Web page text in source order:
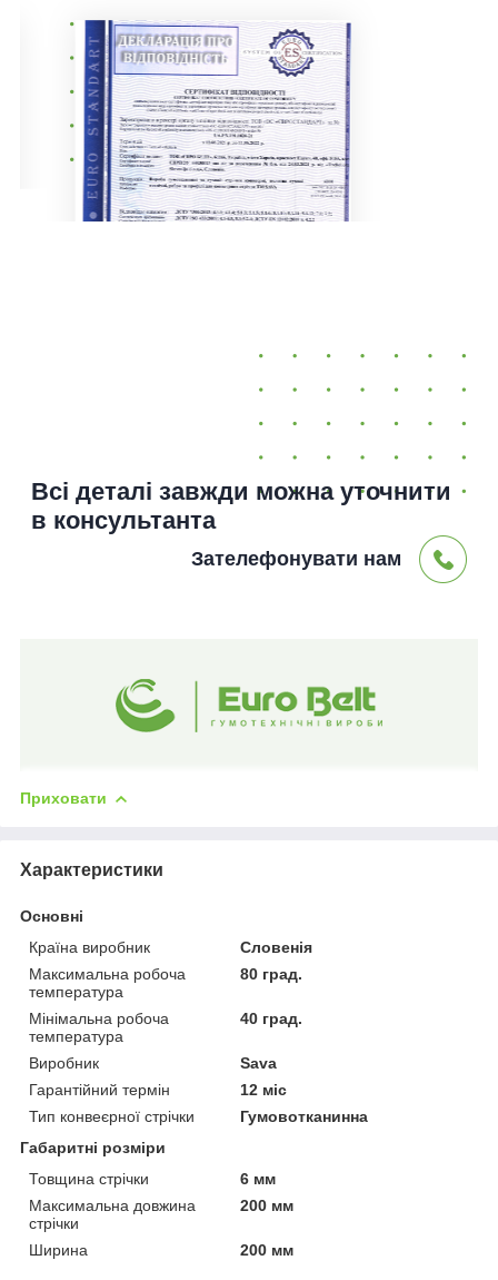
Всі деталі завжди можна уточнити
в консультанта
Зателефонувати нам
Приховати
Характеристики
Основні
Країна виробник
Словенія
Максимальна робоча
температура
80 град.
Мінімальна робоча
температура
40 град.
Виробник
Sava
Гарантійний термін
12 міс
Тип конвеєрної стрічки
Гумовотканинна
Габаритні розміри
Товщина стрічки
6 мм
Максимальна довжина
стрічки
200 мм
Ширина 200 мм